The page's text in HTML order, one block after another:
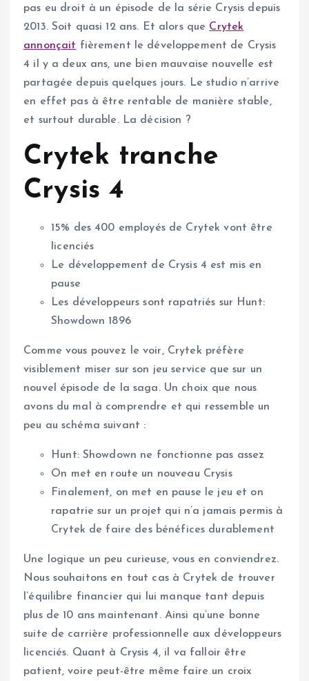
pas eu droit à un épisode de la série Crysis depuis
2013. Soit quasi 12 ans. Et alors que Crytek
annonçait fièrement le développement de Crysis
4 il y a deux ans, une bien mauvaise nouvelle est
partagée depuis quelques jours. Le studio n’arrive
en effet pas à être rentable de manière stable,
et surtout durable. La décision ?
Crytek tranche
Crysis 4
15% des 400 employés de Crytek vont être
licenciés
Le développement de Crysis 4 est mis en
pause
Les développeurs sont rapatriés sur Hunt:
Showdown 1896
Comme vous pouvez le voir, Crytek préfère
visiblement miser sur son jeu service que sur un
nouvel épisode de la saga. Un choix que nous
avons du mal à comprendre et qui ressemble un
peu au schéma suivant :
Hunt: Showdown ne fonctionne pas assez
On met en route un nouveau Crysis
Finalement, on met en pause le jeu et on
rapatrie sur un projet qui n’a jamais permis à
Crytek de faire des bénéfices durablement
Une logique un peu curieuse, vous en conviendrez.
Nous souhaitons en tout cas à Crytek de trouver
l’équilibre financier qui lui manque tant depuis
plus de 10 ans maintenant. Ainsi qu’une bonne
suite de carrière professionnelle aux développeurs
licenciés. Quant à Crysis 4, il va falloir être
patient, voire peut-être même faire un croix